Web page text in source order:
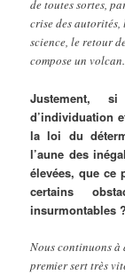
de toutes sortes,
crise des autorités,
science, le retour
compose un volcan.
Justement,
d’individuation
la loi du
l’aune des
élevées, que ce
certains
insurmontables ?
Nous continuons à
premier sert très